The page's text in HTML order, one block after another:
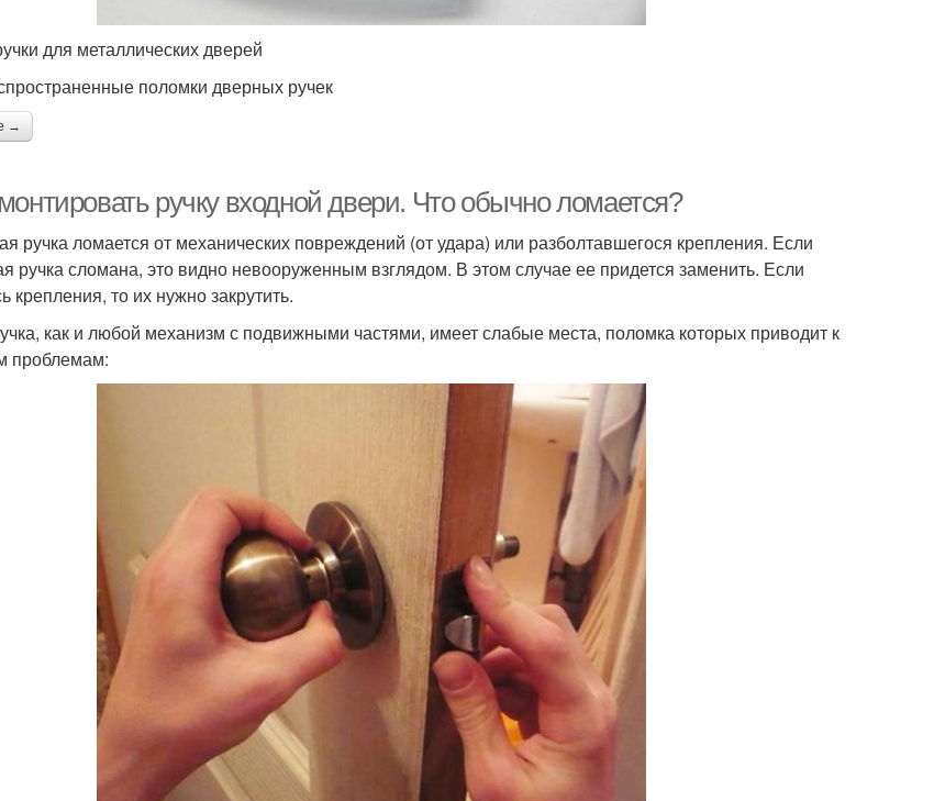
Ручки на межкомнатной
двери
для металлических дверей
поломки дверных ручек
→
ручку входной двери. Что обычно ломается?
ручка ломается от механических повреждений (от удара) или разболтавшегося крепления. Если
ручка сломана, это видно невооруженным взглядом. В этом случае ее придется заменить. Если
крепления, то их нужно закрутить.
как и любой механизм с подвижными частями, имеет слабые места, поломка которых приводит к
проблемам: